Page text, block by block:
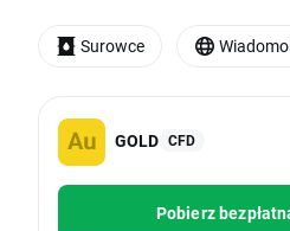
GOLD CFD
Pobierz
Surowce